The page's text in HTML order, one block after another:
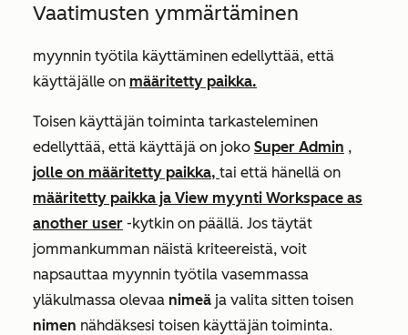
Vaatimusten ymmärtäminen
myynnin työtila käyttäminen edellyttää, että
käyttäjälle on määritetty paikka.
Toisen käyttäjän toiminta tarkasteleminen
edellyttää, että käyttäjä on joko Super Admin ,
jolle on määritetty paikka, tai että hänellä on
määritetty paikka ja View myynti Workspace as
another user -kytkin on päällä. Jos täytät
jommankumman näistä kriteereistä, voit
napsauttaa myynnin työtila vasemmassa
yläkulmassa olevaa nimeä ja valita sitten toisen
nimen nähdäksesi toisen käyttäjän toiminta.